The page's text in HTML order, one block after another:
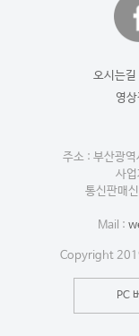
오시는길
영
주소 : 부산광
사
통신판매
Mail :
Copyright
PC